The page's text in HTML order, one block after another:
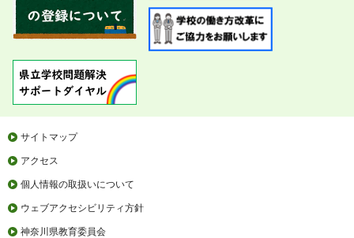
サイトマップ
アクセス
個人情報の取扱いについて
ウェブアクセシビリティ方針
神奈川県教育委員会